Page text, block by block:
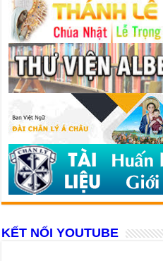
KẾT NỐI YOUTUBE